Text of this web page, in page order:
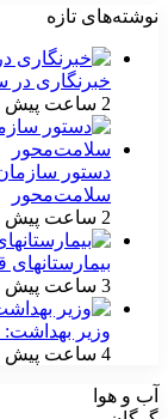
نوشته‌های تازه
خبرنگاری در
2 ساعت پیش
سلامت‌محور
2 ساعت پیش
3 ساعت پیش
وزیر بهداشت:
4 ساعت پیش
آب و هوا